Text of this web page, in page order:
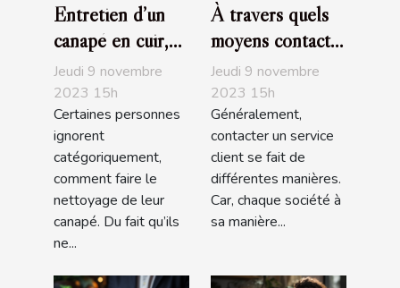
Entretien d’un
canapé en cuir,
que devez-vous
savoir ?
Jeudi 9 novembre
2023 15h
Certaines personnes
ignorent
catégoriquement,
comment faire le
nettoyage de leur
canapé. Du fait qu’ils
ne...
À travers quels
moyens contacte-
t-on un service
client ?
Jeudi 9 novembre
2023 15h
Généralement,
contacter un service
client se fait de
différentes manières.
Car, chaque société à
sa manière...